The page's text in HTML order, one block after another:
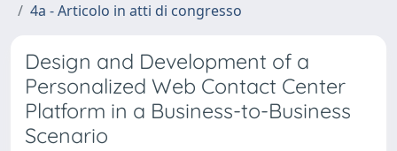
4a - Articolo in atti di congresso
Design and Development of a
Personalized Web Contact Center
Platform in a Business-to-Business
Scenario